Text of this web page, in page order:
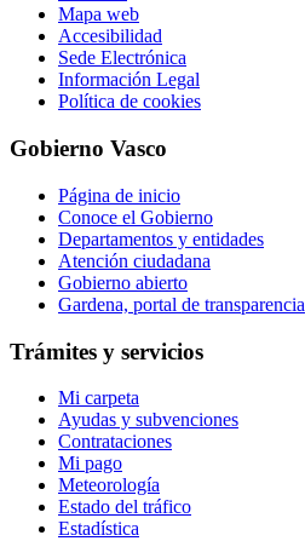
Mapa web
Accesibilidad
Sede Electrónica
Información Legal
Política de cookies
Gobierno Vasco
Página de inicio
Conoce el Gobierno
Departamentos y entidades
Atención ciudadana
Gobierno abierto
Gardena, portal de transparencia
Trámites y servicios
Mi carpeta
Ayudas y subvenciones
Contrataciones
Mi pago
Meteorología
Estado del tráfico
Estadística